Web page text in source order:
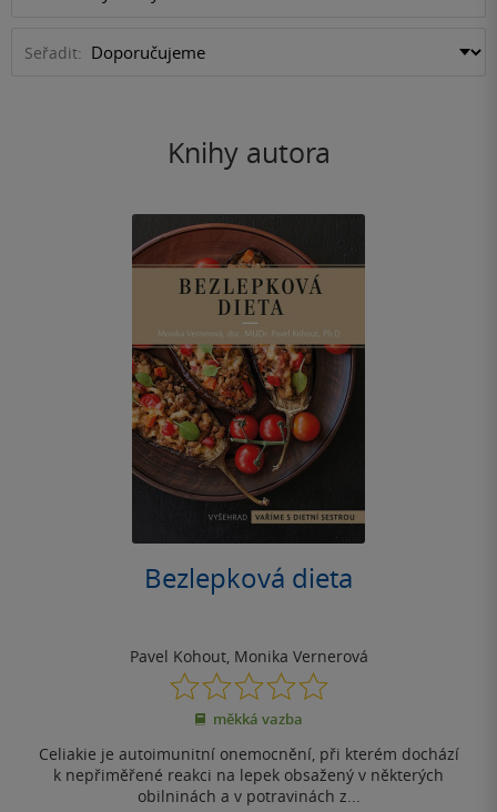
Seřadit:
Knihy autora
Bezlepková dieta
Pavel Kohout, Monika Vernerová
0.0
z
5
měkká vazba
Celiakie je autoimunitní onemocnění, při kterém dochází
k nepřiměřené reakci na lepek obsažený v některých
obilninách a v potravinách z...